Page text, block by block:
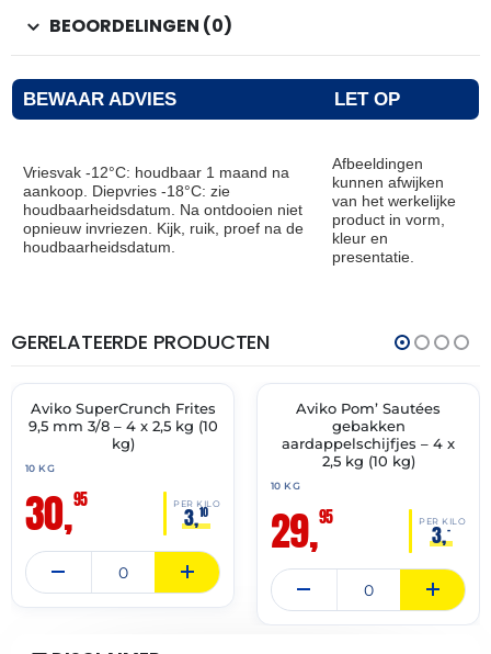
BEOORDELINGEN (0)
BEWAAR ADVIES LET OP
Vriesvak -12°C: houdbaar 1 maand na
aankoop. Diepvries -18°C: zie
houdbaarheidsdatum. Na ontdooien niet
opnieuw invriezen. Kijk, ruik, proef na de
houdbaarheidsdatum.
Afbeeldingen
kunnen afwijken
van het werkelijke
product in vorm,
kleur en
presentatie.
GERELATEERDE PRODUCTEN
✓ VAST ASSORTIMENT
THT:
16-
Aviko SuperCrunch Frites
9,5 mm 3/8 – 4 x 2,5 kg (10
kg)
10 KG
30,95 PER KILO
3,10
✓ VAST ASSORTIMENT
Aviko Pom’ Sautées
gebakken
aardappelschijfjes – 4 x
2,5 kg (10 kg)
10 KG
29,95 PER KILO
3,–